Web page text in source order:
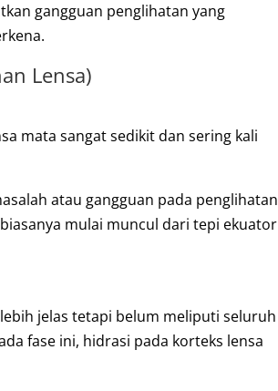
gangguan penglihatan yang
Lensa)
mata sangat sedikit dan sering kali
atau gangguan pada penglihatan
mulai muncul dari tepi ekuator
jelas tetapi belum meliputi seluruh
fase ini, hidrasi pada korteks lensa